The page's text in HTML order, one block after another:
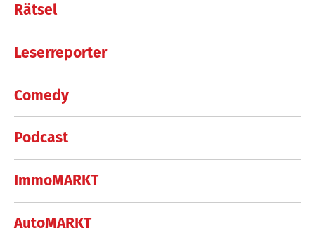
Rätsel
Leserreporter
Comedy
Podcast
ImmoMARKT
AutoMARKT